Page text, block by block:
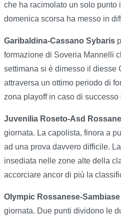
che ha racimolato un solo punto
domenica scorsa ha messo in
Garibaldina-Cassano Sybaris
formazione di Soveria Mannelli
settimana si è dimesso il diesse
attraversa un ottimo periodo di
zona playoff in caso di successo
Juvenilia Roseto-Asd
giornata. La capolista, finora a
ad una prova davvero difficile.
insediata nelle zone alte della
accorciare ancor di più la
Olympic Rossanese-Sambiase
giornata. Due punti dividono le